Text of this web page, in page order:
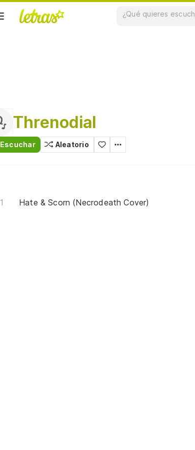
Threnodial
Escuchar Aleatorio
Hate & Scorn (Necrodeath Cover)